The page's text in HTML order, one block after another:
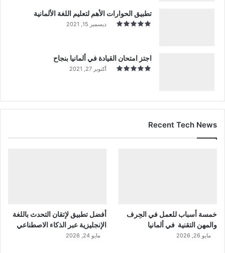
تطبيق الحوارات الأهم لتعليم اللغة الألمانية
ديسمبر 15, 2021
اجتز امتحان القيادة في ألمانيا بنجاح
أكتوبر 27, 2021
Recent Tech News
خمسة أسباب للعمل في الحِرف
والمهن التقنية في ألمانيا
مايو 26, 2026
أفضل تطبيق لإتقان التحدث باللغة
الإنجليزية عبر الذكاء الاصطناعي
مايو 24, 2026